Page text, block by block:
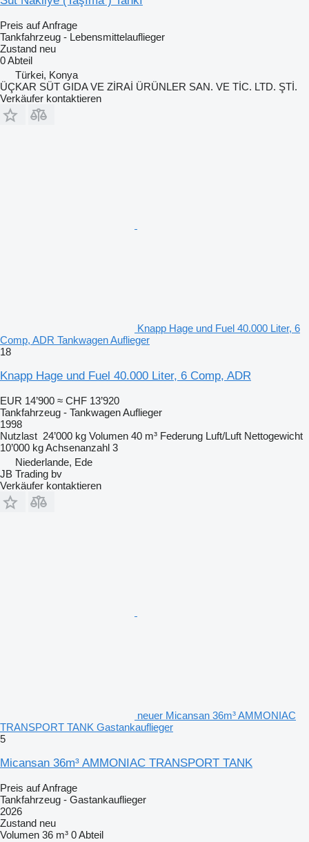
Preis auf Anfrage
Tankfahrzeug - Lebensmittelauflieger
Zustand neu
0 Abteil
Türkei, Konya
ÜÇKAR SÜT GIDA VE ZİRAİ ÜRÜNLER SAN. VE TİC. LTD. ŞTİ.
Verkäufer kontaktieren
Knapp Hage und Fuel 40.000 Liter, 6
Comp, ADR Tankwagen Auflieger
18
Knapp Hage und Fuel 40.000 Liter, 6 Comp, ADR
EUR 14’900 ≈ CHF 13’920
Tankfahrzeug - Tankwagen Auflieger
1998
Nutzlast 24’000 kg Volumen 40 m³ Federung Luft/Luft Nettogewicht
10’000 kgAchsenanzahl 3
Niederlande, Ede
JB Trading bv
Verkäufer kontaktieren
neuer Micansan 36m³ AMMONIAC
TRANSPORT TANK Gastankauflieger
5
Micansan 36m³ AMMONIAC TRANSPORT TANK
Preis auf Anfrage
Tankfahrzeug - Gastankauflieger
2026
Zustand neu
Volumen 36 m³ 0 Abteil